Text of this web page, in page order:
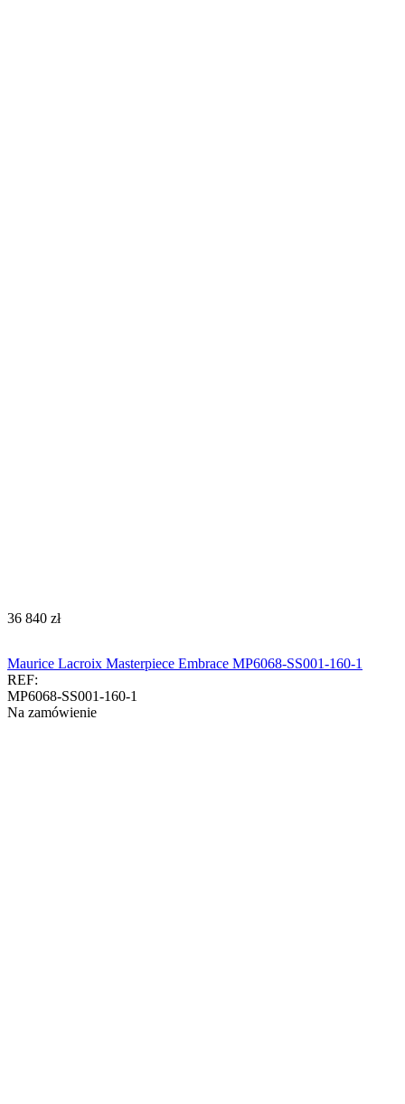
‍36 840‍ zł
Maurice Lacroix Masterpiece Embrace MP6068-SS001-160-1
REF:
MP6068-SS001-160-1
Na zamówienie